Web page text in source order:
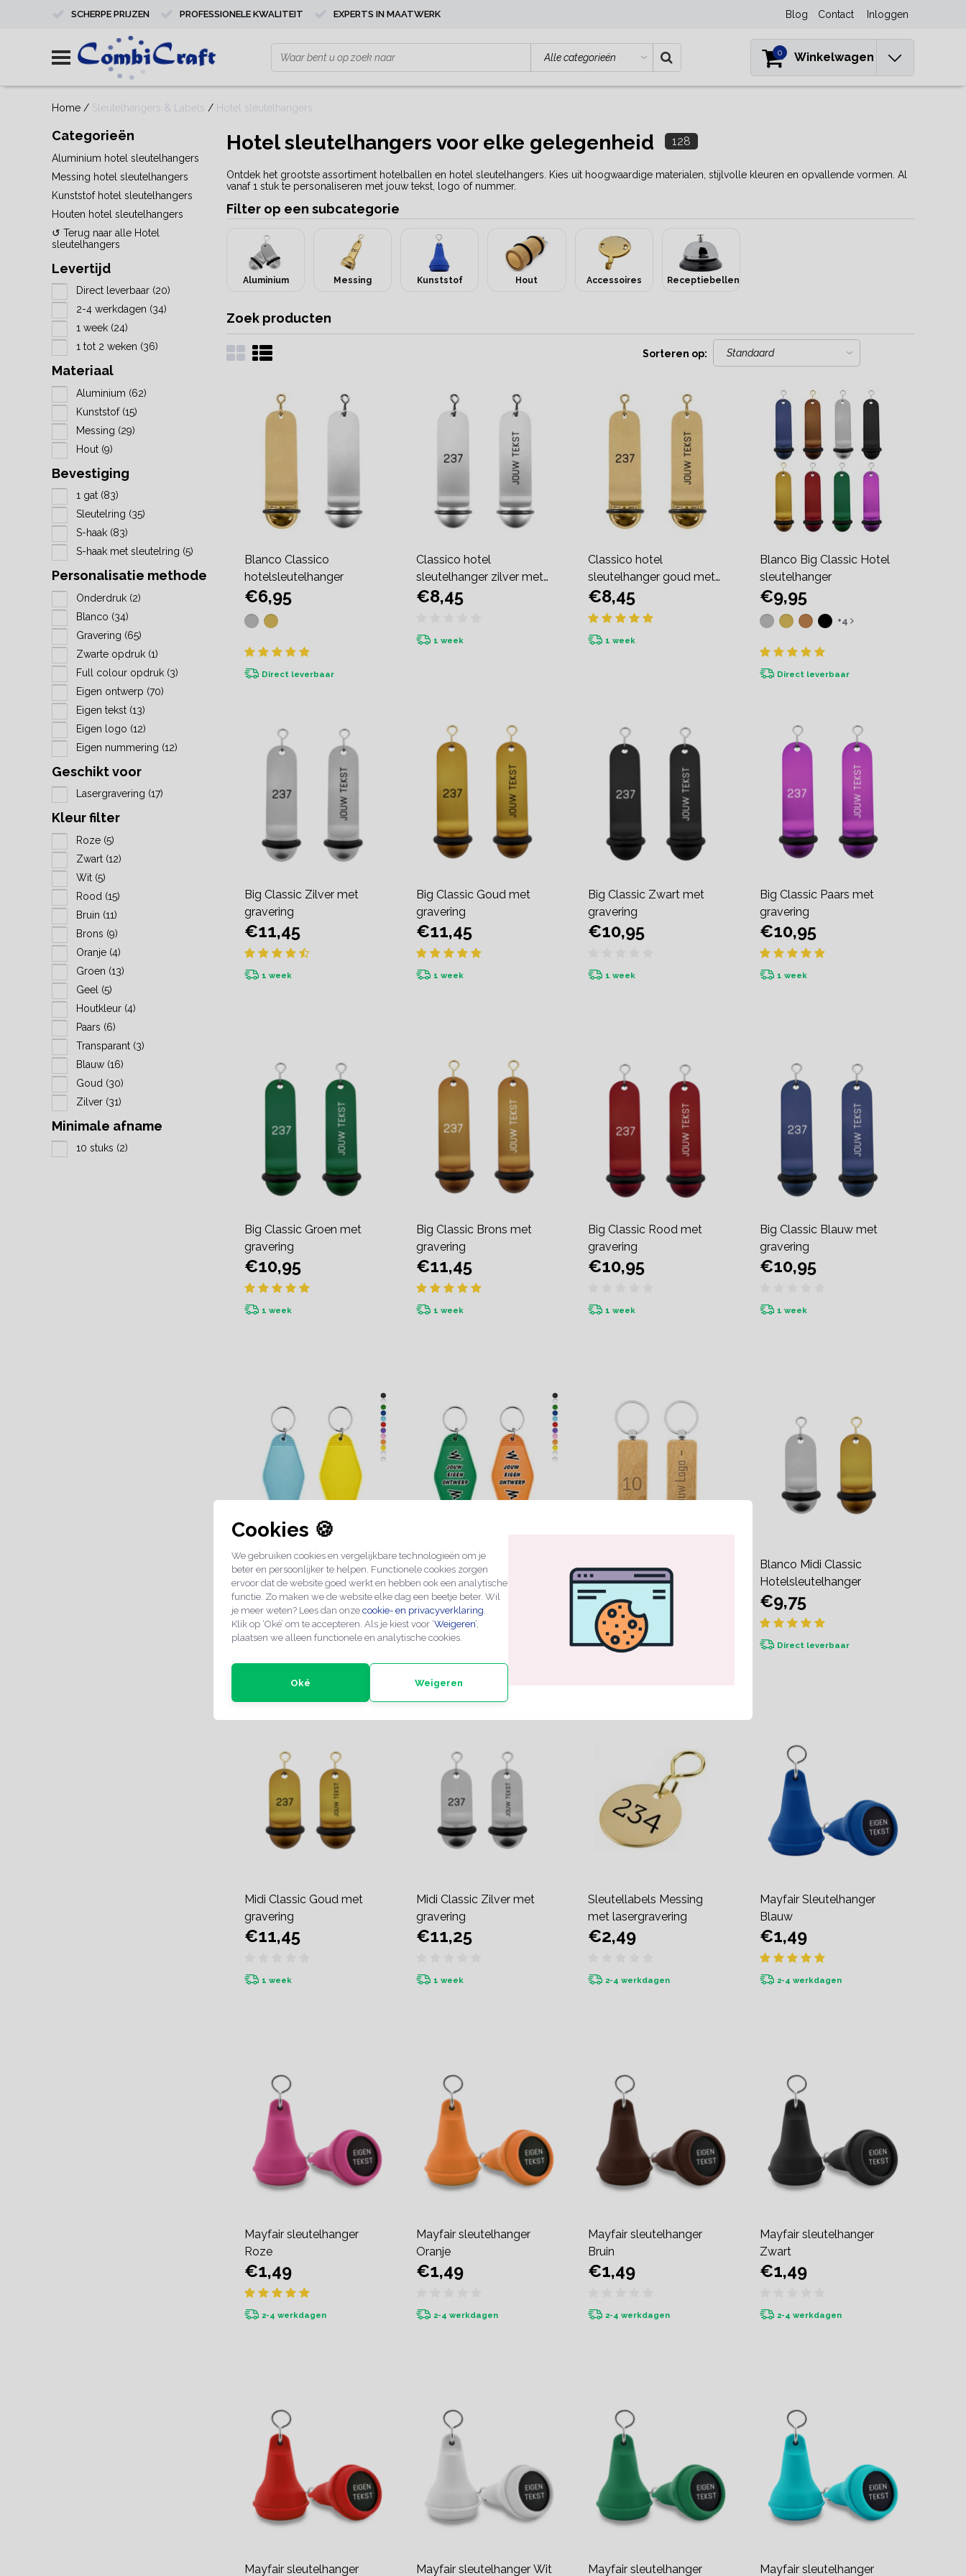
Cookies 🍪
We gebruiken cookies en vergelijkbare technologieën om je
beter en persoonlijker te helpen. Functionele cookies zorgen
ervoor dat de website goed werkt en hebben ook een analytische
functie. Zo maken we de website elke dag een beetje beter. Wil
je meer weten? Lees dan onze cookie- en privacyverklaring.
Klik op ‘Oké’ om te accepteren. Als je kiest voor ‘Weigeren’,
plaatsen we alleen functionele en analytische cookies.
Oké Weigeren
SCHERPE PRIJZEN PROFESSIONELE KWALITEIT EXPERTS IN MAATWERK Blog Contact Inloggen
0 Winkelwagen
Home / Sleutelhangers & Labels / Hotel sleutelhangers
Categorieën
Aluminium hotel sleutelhangers
Messing hotel sleutelhangers
Kunststof hotel sleutelhangers
Houten hotel sleutelhangers
↺ Terug naar alle Hotel
sleutelhangers
Levertijd
Direct leverbaar (20)
2-4 werkdagen (34)
1 week (24)
1 tot 2 weken (36)
Materiaal
Aluminium (62)
Kunststof (15)
Messing (29)
Hout (9)
Bevestiging
1 gat (83)
Sleutelring (35)
S-haak (83)
S-haak met sleutelring (5)
Personalisatie methode
Onderdruk (2)
Blanco (34)
Gravering (65)
Zwarte opdruk (1)
Full colour opdruk (3)
Eigen ontwerp (70)
Eigen tekst (13)
Eigen logo (12)
Eigen nummering (12)
Geschikt voor
Lasergravering (17)
Kleur filter
Roze (5)
Zwart (12)
Wit (5)
Rood (15)
Bruin (11)
Brons (9)
Oranje (4)
Groen (13)
Geel (5)
Houtkleur (4)
Paars (6)
Transparant (3)
Blauw (16)
Goud (30)
Zilver (31)
Minimale afname
10 stuks (2)
Hotel sleutelhangers voor elke gelegenheid 128
Ontdek het grootste assortiment hotelballen en hotel sleutelhangers. Kies uit hoogwaardige materialen, stijlvolle kleuren en opvallende vormen. Al
vanaf 1 stuk te personaliseren met jouw tekst, logo of nummer.
Filter op een subcategorie
Aluminium Messing Kunststof Hout Accessoires Receptiebellen
Zoek producten
Sorteren op:
Blanco Classico
hotelsleutelhanger
€6,95
Direct leverbaar
Classico hotel
sleutelhanger zilver met
gravering
€8,45
1 week
Classico hotel
sleutelhanger goud met
gravering
€8,45
1 week
Blanco Big Classic Hotel
sleutelhanger
€9,95
+4
Direct leverbaar
Big Classic Zilver met
gravering
€11,45
1 week
Big Classic Goud met
gravering
€11,45
1 week
Big Classic Zwart met
gravering
€10,95
1 week
Big Classic Paars met
gravering
€10,95
1 week
Big Classic Groen met
gravering
€10,95
1 week
Big Classic Brons met
gravering
€11,45
1 week
Big Classic Rood met
gravering
€10,95
1 week
Big Classic Blauw met
gravering
€10,95
1 week
Blanco Hunter hotel
sleutelhanger
€3,95
+8
Direct leverbaar
Hunter sleutelhangers
eigen ontwerp
€4,49
2-4 werkdagen
Houten sleutelhanger
rechthoek met gravering
€2,49
2-4 werkdagen
Blanco Midi Classic
Hotelsleutelhanger
€9,75
Direct leverbaar
Midi Classic Goud met
gravering
€11,45
1 week
Midi Classic Zilver met
gravering
€11,25
1 week
Sleutellabels Messing
met lasergravering
€2,49
2-4 werkdagen
Mayfair Sleutelhanger
Blauw
€1,49
2-4 werkdagen
Mayfair sleutelhanger
Roze
€1,49
2-4 werkdagen
Mayfair sleutelhanger
Oranje
€1,49
2-4 werkdagen
Mayfair sleutelhanger
Bruin
€1,49
2-4 werkdagen
Mayfair sleutelhanger
Zwart
€1,49
2-4 werkdagen
Mayfair sleutelhanger Mayfair sleutelhanger Wit Mayfair sleutelhanger Mayfair sleutelhanger